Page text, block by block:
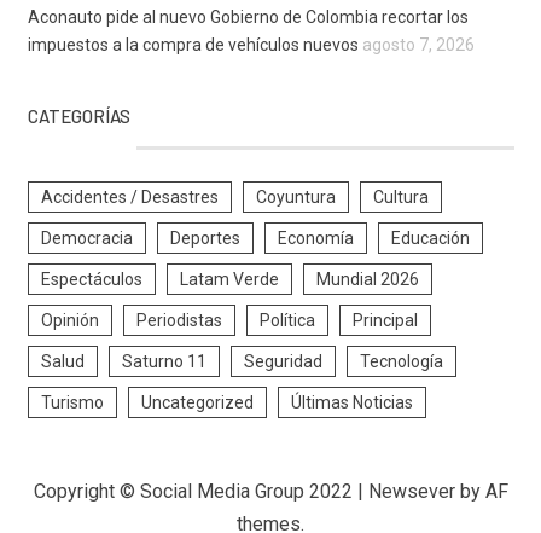
Aconauto pide al nuevo Gobierno de Colombia recortar los
impuestos a la compra de vehículos nuevos agosto 7, 2026
CATEGORÍAS
Accidentes / Desastres Coyuntura Cultura
Democracia Deportes Economía Educación
Espectáculos Latam Verde Mundial 2026
Opinión Periodistas Política Principal
Salud Saturno 11 Seguridad Tecnología
Turismo Uncategorized Últimas Noticias
Copyright © Social Media Group 2022 Newseverby AF
themes.